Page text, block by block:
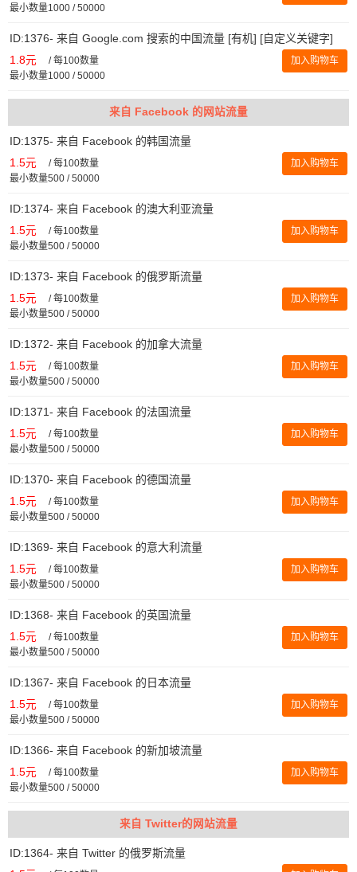
最小数量1000 / 50000
ID:1376- 来自 Google.com 搜索的中国流量 [有机] [自定义关键字]
1.8元 /每100数量
最小数量1000 / 50000
加入购物车
来自 Facebook 的网站流量
ID:1375- 来自 Facebook 的韩国流量
1.5元 /每100数量
最小数量500 / 50000
加入购物车
ID:1374- 来自 Facebook 的澳大利亚流量
1.5元 /每100数量
最小数量500 / 50000
加入购物车
ID:1373- 来自 Facebook 的俄罗斯流量
1.5元 /每100数量
最小数量500 / 50000
加入购物车
ID:1372- 来自 Facebook 的加拿大流量
1.5元 /每100数量
最小数量500 / 50000
加入购物车
ID:1371- 来自 Facebook 的法国流量
1.5元 /每100数量
最小数量500 / 50000
加入购物车
ID:1370- 来自 Facebook 的德国流量
1.5元 /每100数量
最小数量500 / 50000
加入购物车
ID:1369- 来自 Facebook 的意大利流量
1.5元 /每100数量
最小数量500 / 50000
加入购物车
ID:1368- 来自 Facebook 的英国流量
1.5元 /每100数量
最小数量500 / 50000
加入购物车
ID:1367- 来自 Facebook 的日本流量
1.5元 /每100数量
最小数量500 / 50000
加入购物车
ID:1366- 来自 Facebook 的新加坡流量
1.5元 /每100数量
最小数量500 / 50000
加入购物车
来自 Twitter的网站流量
ID:1364- 来自 Twitter 的俄罗斯流量